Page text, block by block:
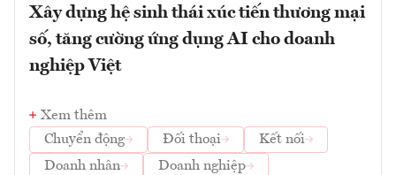
Xây dựng hệ sinh thái xúc tiến thương mại
số, tăng cường ứng dụng AI cho doanh
nghiệp Việt
Xem thêm
Chuyển động
Đối thoại
Kết nối
Doanh nhân
Doanh nghiệp